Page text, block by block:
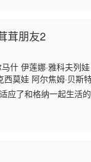
茸朋友2
什 伊莲娜·雅科夫列
西莫娃 阿尔焦姆·贝斯
Zhannat Kerimbayev
约娃 Ivan Tityaev 埃
应了和格纳一起生活
样，时不时闹出些调
一场